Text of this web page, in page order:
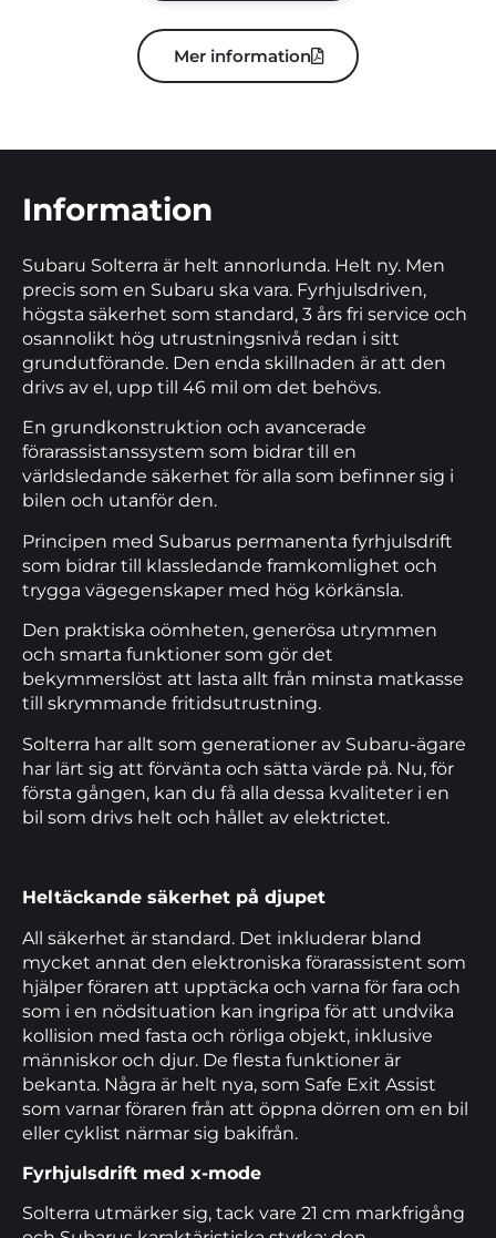
Mer information
Information
Subaru Solterra är helt annorlunda. Helt ny. Men
precis som en Subaru ska vara. Fyrhjulsdriven,
högsta säkerhet som standard, 3 års fri service och
osannolikt hög utrustningsnivå redan i sitt
grundutförande. Den enda skillnaden är att den
drivs av el, upp till 46 mil om det behövs.
En grundkonstruktion och avancerade
förarassistanssystem som bidrar till en
världsledande säkerhet för alla som befinner sig i
bilen och utanför den.
Principen med Subarus permanenta fyrhjulsdrift
som bidrar till klassledande framkomlighet och
trygga vägegenskaper med hög körkänsla.
Den praktiska oömheten, generösa utrymmen
och smarta funktioner som gör det
bekymmerslöst att lasta allt från minsta matkasse
till skrymmande fritidsutrustning.
Solterra har allt som generationer av Subaru-ägare
har lärt sig att förvänta och sätta värde på. Nu, för
första gången, kan du få alla dessa kvaliteter i en
bil som drivs helt och hållet av elektrictet.
Heltäckande säkerhet på djupet
All säkerhet är standard. Det inkluderar bland
mycket annat den elektroniska förarassistent som
hjälper föraren att upptäcka och varna för fara och
som i en nödsituation kan ingripa för att undvika
kollision med fasta och rörliga objekt, inklusive
människor och djur. De flesta funktioner är
bekanta. Några är helt nya, som Safe Exit Assist
som varnar föraren från att öppna dörren om en bil
eller cyklist närmar sig bakifrån.
Fyrhjulsdrift med x-mode
Solterra utmärker sig, tack vare 21 cm markfrigång